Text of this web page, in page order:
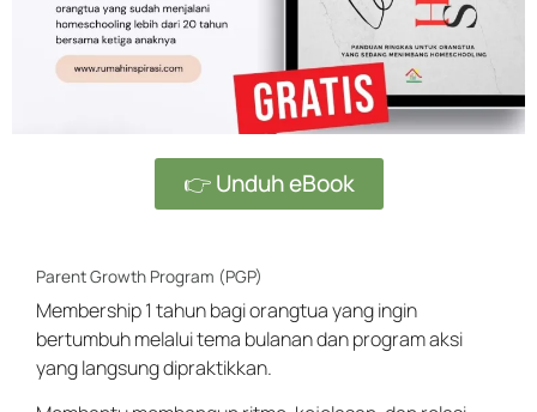
👉 Unduh eBook
Parent Growth Program (PGP)
Membership 1 tahun bagi orangtua yang ingin
bertumbuh melalui tema bulanan dan program aksi
yang langsung dipraktikkan.